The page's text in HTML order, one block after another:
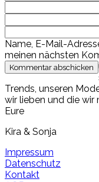
Name, E-Mail-
meinen nächsten
Trends, unseren
wir lieben und die
Eure
Kira & Sonja
Impressum
Datenschutz
Kontakt